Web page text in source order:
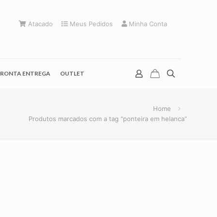
ENTREGA OUTLET
Atacado Meus Pedidos Minha Conta
Home
Produtos marcados com a tag “ponteira em helanca”